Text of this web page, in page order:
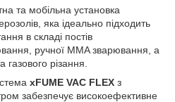
та мобільна установка
яка ідеально підходить
в складі постів
ручної MMA зварювання, а
різання.
xFUME VAC FLEX з
забезпечує високоефективне